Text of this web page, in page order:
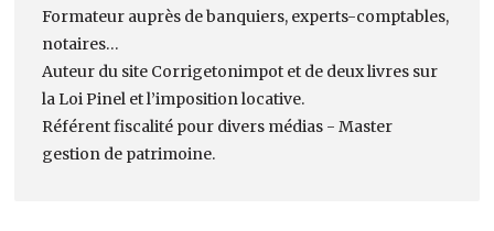
Formateur auprès de banquiers, experts-comptables,
notaires…
Auteur du site Corrigetonimpot et de deux livres sur
la Loi Pinel et l’imposition locative.
Référent fiscalité pour divers médias - Master
gestion de patrimoine.